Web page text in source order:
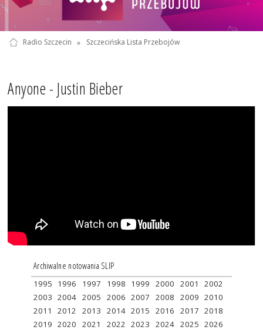
Radio Szczecin » Szczecińska Lista Przebojów
Anyone - Justin Bieber
Archiwalne notowania SLIP
1995 1996 1997 1998 1999 2000 2001
2002
2003 2004 2005 2006 2007 2008 2009 2010
2011
2012 2013 2014 2015 2016 2017 2018
2019 2020 2021 2022 2023 2024 2025 2026